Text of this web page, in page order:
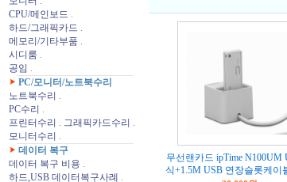
CPU/메인보드 .
하드/그래픽카드 .
메모리/기타부품 .
시디룸 .
공임 .
PC/모니터/노트북수리
노트북수리 .
PC수리 .
프린터수리 . 그래픽카드수리 .
모니터수리 .
데이터 복구
데이터 복구 비용 .
하드,USB 데이터복구사례 .
무선랜카드 ipTime N100UM
식+1.5M USB 연장슬롯케이